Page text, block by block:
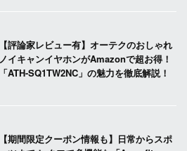
【評論家レビュー有】オーテクのおしゃれ
ノイキャンイヤホンがAmazonで超お得！
「ATH-SQ1TW2NC」の魅力を徹底解説！
【期間限定クーポン情報も】日常からスポ